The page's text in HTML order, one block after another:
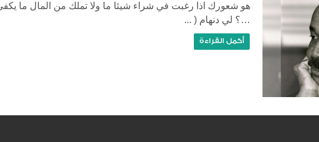
هو شعورك اذا رغبت في شراء شيئا ما ولا تملك من المال ما
…؟ لي دنهام ( ...
أكمل القراءة